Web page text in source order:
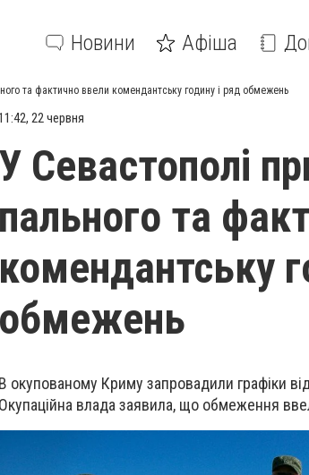
Новини Афіша
та фактично ввели комендантську годину і ряд обмежень
22 червня
У Севастополі
пального та
комендантську
обмежень
В окупованому Криму запровадили графіки
Окупаційна влада заявила, що обмеження